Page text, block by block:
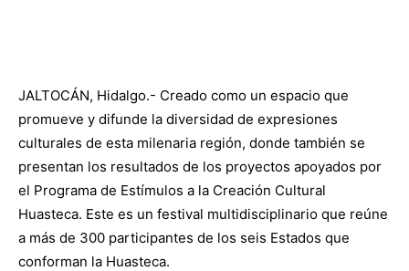
JALTOCÁN, Hidalgo.- Creado como un espacio que
promueve y difunde la diversidad de expresiones
culturales de esta milenaria región, donde también se
presentan los resultados de los proyectos apoyados por
el Programa de Estímulos a la Creación Cultural
Huasteca. Este es un festival multidisciplinario que reúne
a más de 300 participantes de los seis Estados que
conforman la Huasteca.